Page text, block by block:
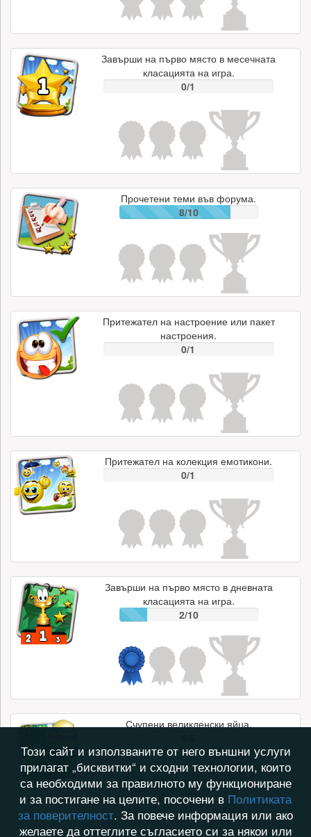
Завърши на първо място в месечната
класацията на игра.
0/1
Прочетени теми във форума.
8/10
Притежател на настроение или пакет
настроения.
0/1
Притежател на колекция емотикони.
0/1
Завърши на първо място в дневната
класацията на игра.
2/10
Счупени великденски яйца.
Този сайт и използваните от него външни услуги
прилагат „бисквитки“ и сходни технологии, които
са необходими за правилното му функциониране
и за постигане на целите, посочени в Политиката
за поверителност. За повече информация или ако
желаете да оттеглите съгласието си за някои или